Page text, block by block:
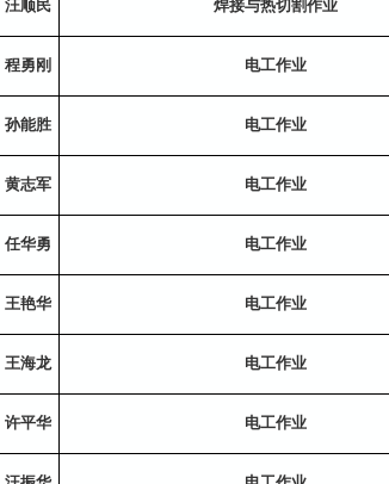
汪顺民 焊接与热切割作业
程勇刚 电工作业
孙能胜 电工作业
黄志军 电工作业
任华勇 电工作业
王艳华 电工作业
王海龙 电工作业
许平华 电工作业